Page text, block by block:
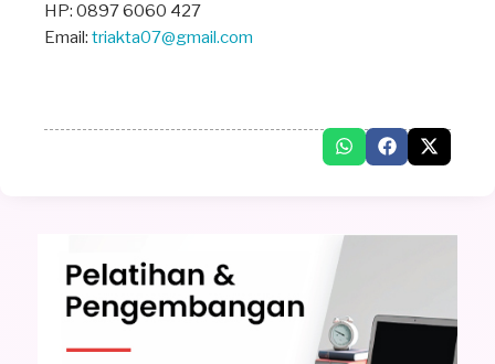
HP: 0897 6060 427
Email: triakta07@gmail.com